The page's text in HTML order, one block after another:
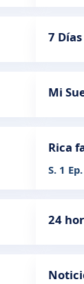
7 Días
Mi
Rica
S. 1
24